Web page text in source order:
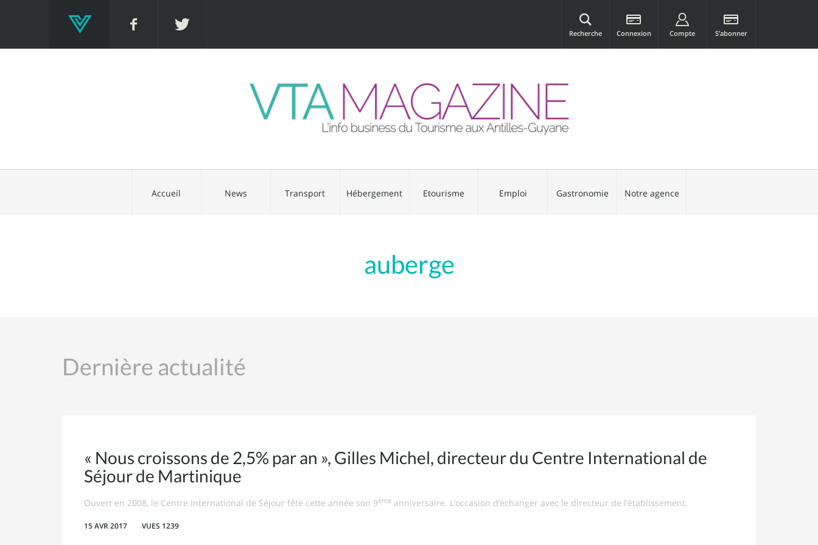
Recherche Connexion Compte S’abonner
Accueil News Transport Hébergement Etourisme Emploi Gastronomie Notre agence
auberge
Dernière actualité
« Nous croissons de 2,5% par an », Gilles Michel, directeur du Centre International de
Séjour de Martinique
Ouvert en 2008, le Centre International de Séjour fête cette année son 9ème anniversaire. L’occasion d’échanger avec le directeur de l’établissement.
15 AVR 2017 VUES 1239